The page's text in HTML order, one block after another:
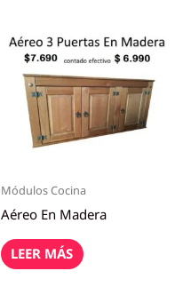
Módulos Cocina
Aéreo En Madera
LEER MÁS